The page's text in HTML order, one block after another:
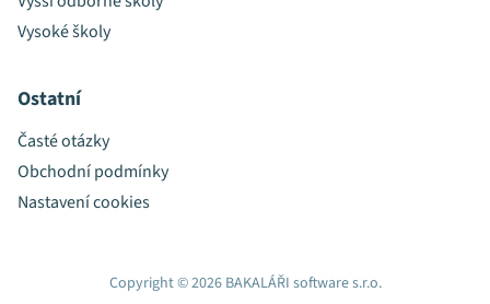
Vysoké školy
Ostatní
Časté otázky
Obchodní podmínky
Nastavení cookies
Copyright © 2026 BAKALÁŘI software s.r.o.